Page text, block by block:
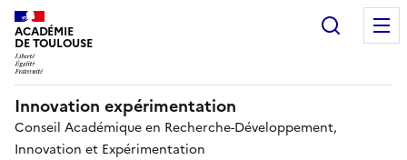
ACADÉMIE
DE TOULOUSE
Innovation expérimentation
Conseil Académique en Recherche-Développement,
Innovation et Expérimentation